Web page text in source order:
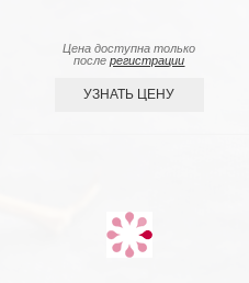
Цена доступна только
послерегистрации
УЗНАТЬ ЦЕНУ